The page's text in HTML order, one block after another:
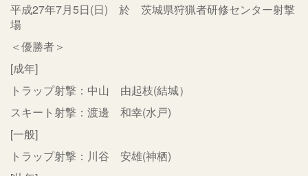
平成27年7月5日(日) 於 茨城県狩猟者研修センター射撃
場
＜優勝者＞
[成年]
トラップ射撃：中山 由起枝(結城）
スキート射撃：渡邊 和幸(水戸)
[一般]
トラップ射撃：川谷 安雄(神栖)